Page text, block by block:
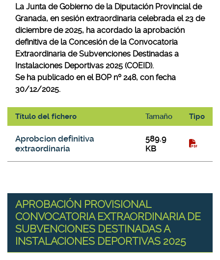
La Junta de Gobierno de la Diputación Provincial de
Granada, en sesión extraordinaria celebrada el 23 de
diciembre de 2025, ha acordado la aprobación
definitiva de la Concesión de la Convocatoria
Extraordinaria de Subvenciones Destinadas a
Instalaciones Deportivas 2025 (COEID).
Se ha publicado en el BOP nº 248, con fecha
30/12/2025.
EXTRAORDINARIA DE SUBVENCIONES DESTINADAS A
Título del fichero Tamaño Tipo
Aprobcion definitiva
extraordinaria
589.9
KB
APROBACIÓN PROVISIONAL
CONVOCATORIA EXTRAORDINARIA DE
SUBVENCIONES DESTINADAS A
INSTALACIONES DEPORTIVAS 2025